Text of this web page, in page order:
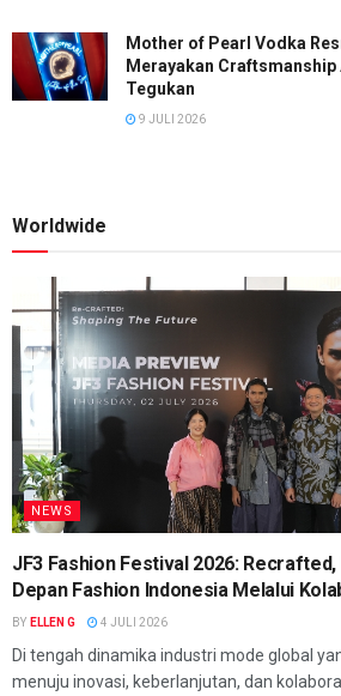
Mother of Pearl Vodka
Merayakan
Tegukan
9 JULI 2026
Worldwide
NEWS
JF3 Fashion Festival 2026:
Depan Fashion Indonesia Melalui
BY ELLEN G 4 JULI 2026
Di tengah dinamika industri mode global
menuju inovasi, keberlanjutan, dan